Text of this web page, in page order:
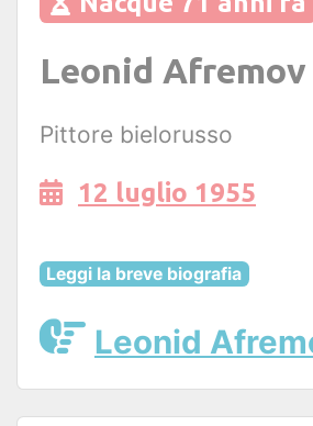
Leonid Afremov
Pittore bielorusso
12 luglio 1955
Leggi la breve biografia
Leonid